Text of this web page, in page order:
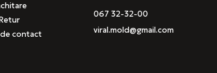
contact
067 32-32-00
viral.mold@gmail.com